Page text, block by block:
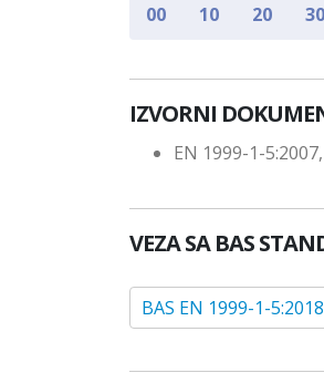
00 10 20 30
IZVORNI
EN 1999-1-
VEZA SA BAS
BAS EN 1999-1-5:2018